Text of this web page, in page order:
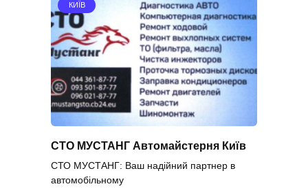
КИЇВ
СТО МУСТАНГ Автомайстерня Київ
СТО МУСТАНГ: Ваш надійний партнер в
автомобільному